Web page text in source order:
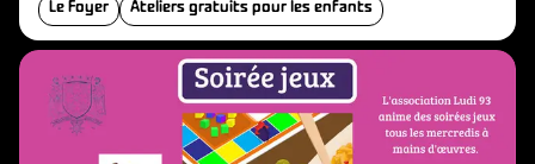
Le Foyer Ateliers gratuits pour les enfants